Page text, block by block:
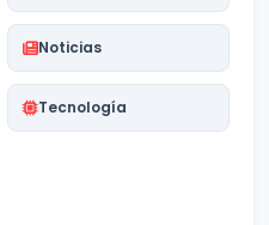
Noticias
Tecnología